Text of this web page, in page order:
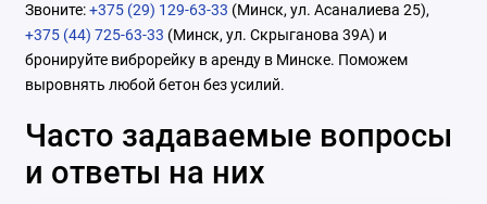
Звоните:+375 (29) 129-63-33 (Минск, ул. Асаналиева 25),
+375 (44) 725-63-33 (Минск, ул. Скрыганова 39А) и
бронируйте виброрейку в аренду в Минске. Поможем
выровнять любой бетон без усилий.
Часто задаваемые вопросы
и ответы на них